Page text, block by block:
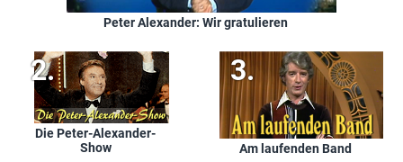
Peter Alexander: Wir gratulieren
Die Peter-Alexander-
Show
Am laufenden Band